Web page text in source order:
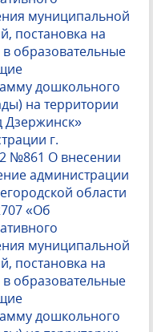
муниципальной
постановка на
в образовательные
дошкольного
на территории
Дзержинск»
г.
№861 О внесении
администрации
области
«Об
муниципальной
постановка на
в образовательные
дошкольного